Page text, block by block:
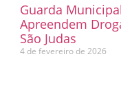
Guarda
Apreendem
São Judas
4 de fevereiro de 2026